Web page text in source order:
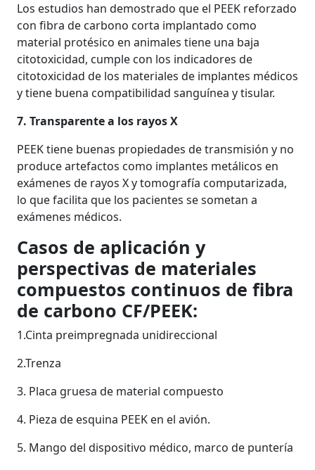
Los estudios han demostrado que el PEEK reforzado
con fibra de carbono corta implantado como
material protésico en animales tiene una baja
citotoxicidad, cumple con los indicadores de
citotoxicidad de los materiales de implantes médicos
y tiene buena compatibilidad sanguínea y tisular.
7. Transparente a los rayos X
PEEK tiene buenas propiedades de transmisión y no
produce artefactos como implantes metálicos en
exámenes de rayos X y tomografía computarizada,
lo que facilita que los pacientes se sometan a
exámenes médicos.
Casos de aplicación y
perspectivas de materiales
compuestos continuos de fibra
de carbono CF/PEEK:
1.Cinta preimpregnada unidireccional
2.Trenza
3. Placa gruesa de material compuesto
4. Pieza de esquina PEEK en el avión.
5. Mango del dispositivo médico, marco de puntería